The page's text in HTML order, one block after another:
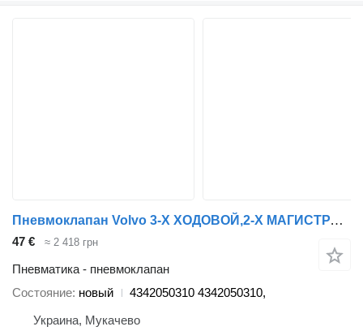
Пневмоклапан Volvo 3-Х ХОДОВОЙ,2-Х МАГИСТРАЛЬНЫЙ WABCO 4342050310 для грузовика Volvo FH12
47 € ≈ 2 418 грн
Пневматика - пневмоклапан
Состояние новый
4342050310 4342050310,
Украина, Мукачево